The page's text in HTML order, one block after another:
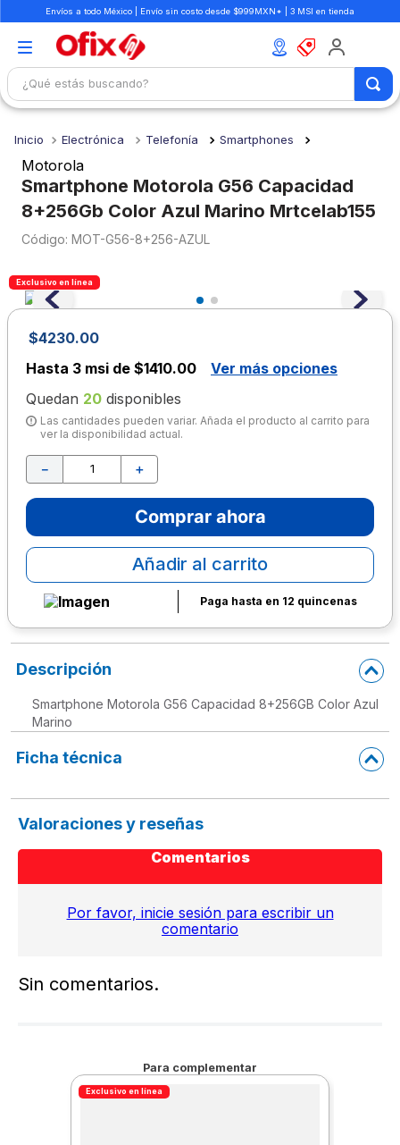
Envíos a todo México | Envío sin costo desde $999MXN* | 3 MSI en tienda
¿Qué estás buscando?
Electrónica Telefonía Smartphones
Motorola
Smartphone Motorola G56 Capacidad
8+256Gb Color Azul Marino Mrtcelab155
: MOT-G56-8+256-AZUL
Exclusivo en línea
$4230.00
Hasta 3 msi de $1410.00
Ver más opciones
Quedan 20 disponibles
Las cantidades pueden variar. Añada el producto al carrito para
ver la disponibilidad actual.
＋
－
Comprar ahora
Añadir al carrito
Paga hasta en 12 quincenas
Descripción
Smartphone Motorola G56 Capacidad 8+256GB Color Azul
Marino
Ficha técnica
Valoraciones y reseñas
Comentarios
Por favor, inicie sesión para escribir un
comentario
Sin comentarios.
Para complementar
Exclusivo en línea
1.
mochilas
2.
libretas
3.
cuaderno
4.
colores
5.
cuadernos
6.
boligrafo
7.
escolar
8.
sacapuntas
9.
lapiz
10 . escritorio